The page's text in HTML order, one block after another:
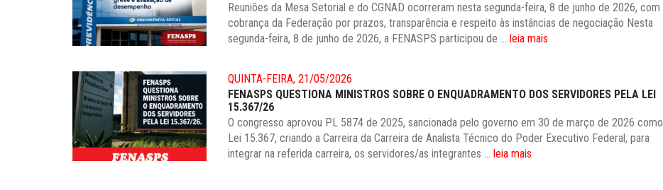
Reuniões da Mesa Setorial e do CGNAD ocorreram nesta segunda-feira, 8 de junho de 2026, com
cobrança da Federação por prazos, transparência e respeito às instâncias de negociação Nesta
segunda-feira, 8 de junho de 2026, a FENASPS participou de ... leia mais
QUINTA-FEIRA, 21/05/2026
FENASPS QUESTIONA MINISTROS SOBRE O ENQUADRAMENTO DOS SERVIDORES PELA LEI
15.367/26
O congresso aprovou PL 5874 de 2025, sancionada pelo governo em 30 de março de 2026 como
Lei 15.367, criando a Carreira da Carreira de Analista Técnico do Poder Executivo Federal, para
integrar na referida carreira, os servidores/as integrantes ... leia mais